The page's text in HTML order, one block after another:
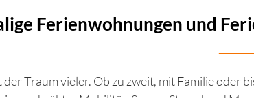
Ferienwohnungen und
Traum vieler. Ob zu zweit, mit Familie